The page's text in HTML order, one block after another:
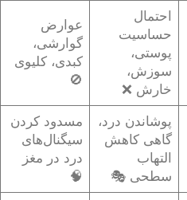
احتمال
حساسیت
پوستی،
سوزش،
خارش ❌
عوارض
گوارشی،
کبدی، کلیوی
🚫
پوشاندن درد،
گاهی کاهش
التهاب
سطحی 🎭
مسدود کردن
سیگنال‌های
درد در مغز
🧠